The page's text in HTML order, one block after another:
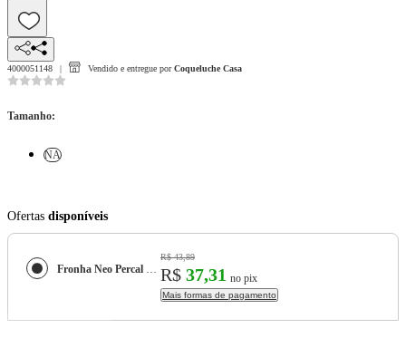
4000051148 Vendido e entregue por Coqueluche Casa
Tamanho:
NA
Ofertas disponíveis
Fronha Neo Percal 180 Fios Branca 50X70cm - Camesa
R$ 43,89
R$ 37,31 no pix
Mais formas de pagamento